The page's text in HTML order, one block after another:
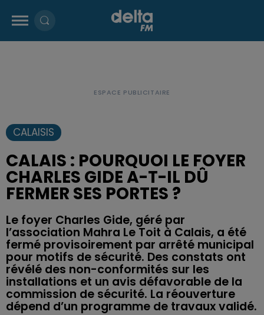
CALAISIS
CALAIS : POURQUOI LE FOYER
CHARLES GIDE A-T-IL DÛ
FERMER SES PORTES ?
Le foyer Charles Gide, géré par
l’association Mahra Le Toit à Calais, a été
fermé provisoirement par arrêté municipal
pour motifs de sécurité. Des constats ont
révélé des non-conformités sur les
installations et un avis défavorable de la
commission de sécurité. La réouverture
dépend d’un programme de travaux validé.